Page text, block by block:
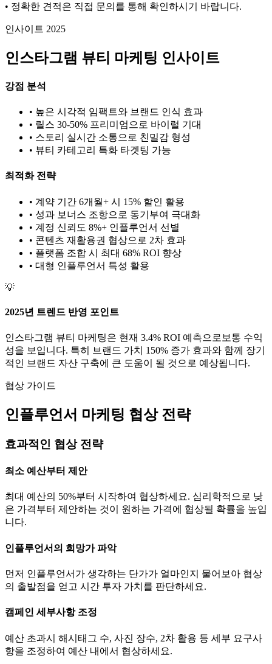
• 정확한 견적은 직접 문의를 통해 확인하시기 바랍니다.
인사이트 2025
인스타그램 뷰티 마케팅 인사이트
강점 분석
• 높은 시각적 임팩트와 브랜드 인식 효과
• 릴스 30-50% 프리미엄으로 바이럴 기대
• 스토리 실시간 소통으로 친밀감 형성
• 뷰티 카테고리 특화 타겟팅 가능
최적화 전략
• 계약 기간 6개월+ 시 15% 할인 활용
• 성과 보너스 조항으로 동기부여 극대화
• 계정 신뢰도 8%+ 인플루언서 선별
• 콘텐츠 재활용권 협상으로 2차 효과
• 플랫폼 조합 시 최대 68% ROI 향상
• 대형 인플루언서 특성 활용
💡
2025년 트렌드 반영 포인트
인스타그램 뷰티 마케팅은 현재 3.4% ROI 예측으로 보통 수익
성을 보입니다. 특히 브랜드 가치
150% 증가 효과와 함께 장기
적인 브랜드 자산 구축에 큰 도움이 될 것으로 예상됩니다.
협상 가이드
인플루언서 마케팅 협상 전략
효과적인 협상 전략
최소 예산부터 제안
최대 예산의 50%부터 시작하여 협상하세요. 심리학적으로 낮
은 가격부터 제안하는 것이 원하는 가격에 협상될 확률을 높입
니다.
인플루언서의 희망가 파악
먼저 인플루언서가 생각하는 단가가 얼마인지 물어보아 협상
의 출발점을 얻고 시간 투자 가치를 판단하세요.
캠페인 세부사항 조정
예산 초과시 해시태그 수, 사진 장수, 2차 활용 등 세부 요구사
항을 조정하여 예산 내에서 협상하세요.